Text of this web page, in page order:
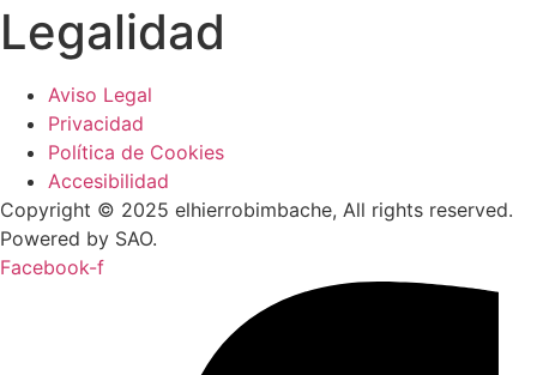
Legalidad
Aviso Legal
Privacidad
Política de Cookies
Accesibilidad
Copyright © 2025 elhierrobimbache, All rights reserved.
Powered by SAO.
Facebook-f